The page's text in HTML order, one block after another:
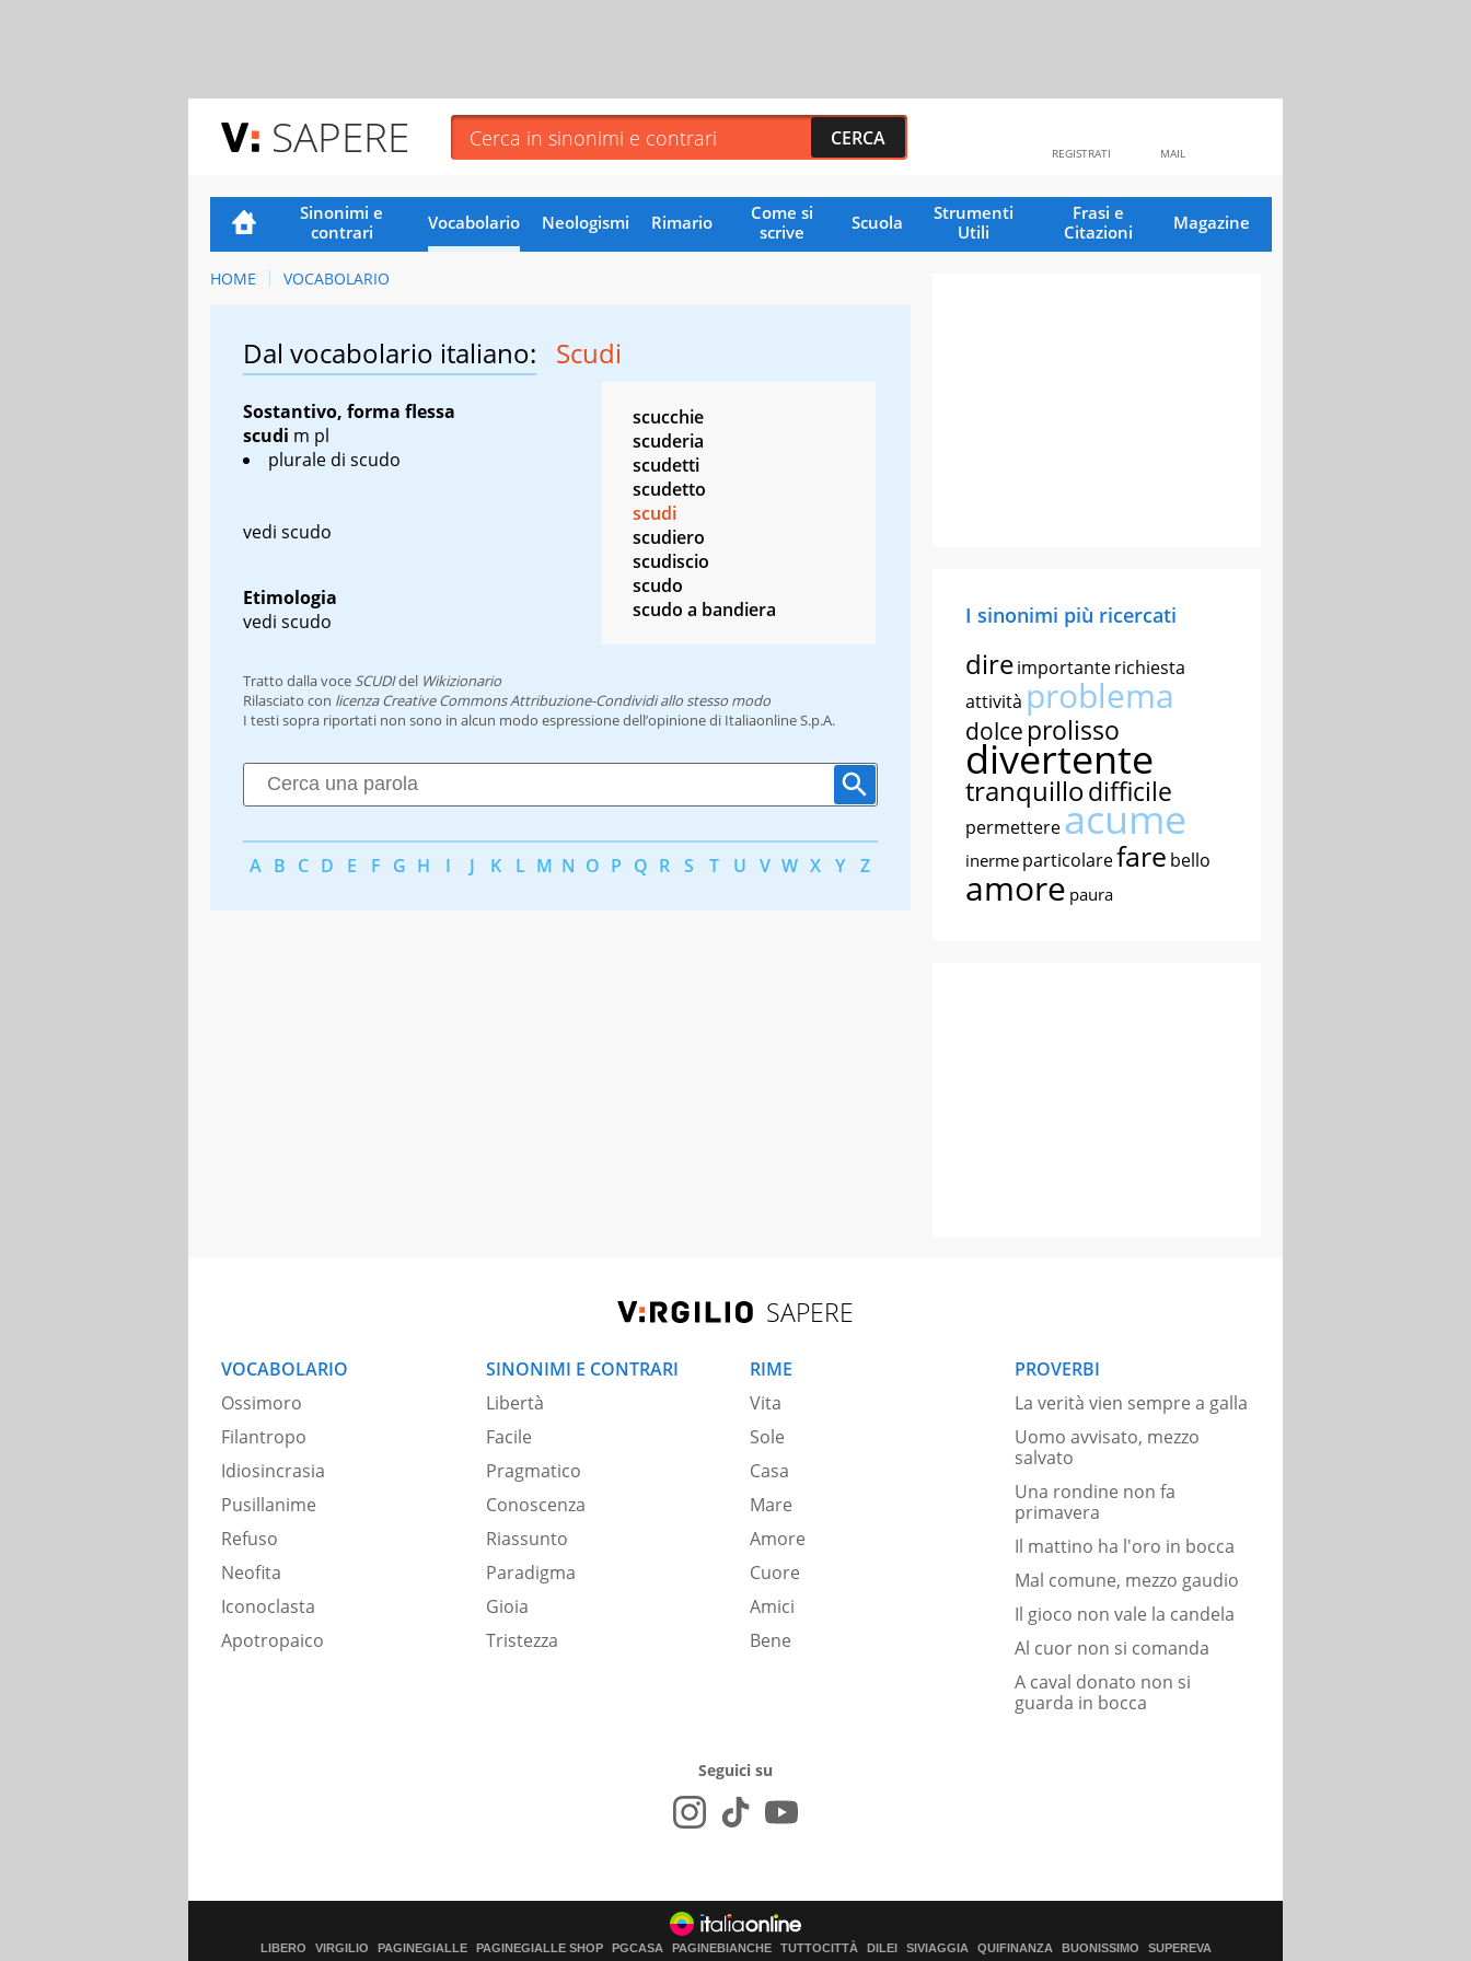
SAPERE MAIL
REGISTRATI
Sinonimi e
contrari
Vocabolario Neologismi Rimario
Come si
scrive
Scuola
Strumenti
Utili
Frasi e
Citazioni
Magazine
HOME VOCABOLARIO
Dal vocabolario italiano: Scudi
Sostantivo, forma flessa
scudi m pl
plurale di scudo
vedi scudo
Etimologia
vedi scudo
scucchie
scuderia
scudetti
scudetto
scudi
scudiero
scudiscio
scudo
scudo a bandiera
Tratto dalla voce SCUDIdel Wikizionario
Rilasciato con licenza Creative Commons Attribuzione-Condividi allo stesso modo
I testi sopra riportati non sono in alcun modo espressione dell’opinione di Italiaonline S.p.A.
A B C D E F G H I J K L M N O P Q R S T U V W X Y Z
I sinonimi più ricercati
direimportanterichiesta
attività problema
dolce prolisso
divertente
tranquillodifficile
permettereacume
inerme particolarefare bello
amore paura
SAPERE
VOCABOLARIO
Ossimoro
Filantropo
Idiosincrasia
Pusillanime
Refuso
Neofita
Iconoclasta
Apotropaico
SINONIMI E CONTRARI
Libertà
Facile
Pragmatico
Conoscenza
Riassunto
Paradigma
Gioia
Tristezza
RIME
Vita
Sole
Casa
Mare
Amore
Cuore
Amici
Bene
PROVERBI
La verità vien sempre a galla
Uomo avvisato, mezzo
salvato
Una rondine non fa
primavera
Il mattino ha l'oro in bocca
Mal comune, mezzo gaudio
Il gioco non vale la candela
Al cuor non si comanda
A caval donato non si
guarda in bocca
Seguici su
LIBERO VIRGILIO PAGINEGIALLE PAGINEGIALLE SHOP PGCASA PAGINEBIANCHE TUTTOCITTÀ DILEI SIVIAGGIA QUIFINANZA BUONISSIMO SUPEREVA